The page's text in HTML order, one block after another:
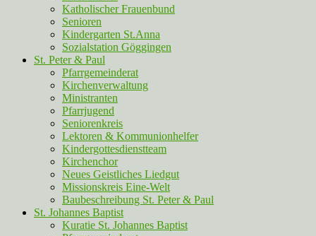
Katholischer Frauenbund
Senioren
Kindergarten St.Anna
Sozialstation Göggingen
St. Peter & Paul
Pfarrgemeinderat
Kirchenverwaltung
Ministranten
Pfarrjugend
Seniorenkreis
Lektoren & Kommunionhelfer
Kindergottesdienstteam
Kirchenchor
Neues Geistliches Liedgut
Missionskreis Eine-Welt
Baubeschreibung St. Peter & Paul
St. Johannes Baptist
Kuratie St. Johannes Baptist